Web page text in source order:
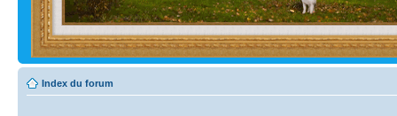
Index du forum